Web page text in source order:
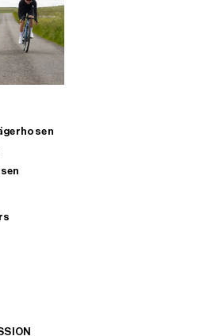
FÜR MÄNNER KAUFEN